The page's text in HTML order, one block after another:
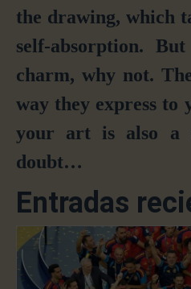
the drawing, which
self-absorption.
charm, why not.
way they express to
your art is also a
doubt…
Entradas